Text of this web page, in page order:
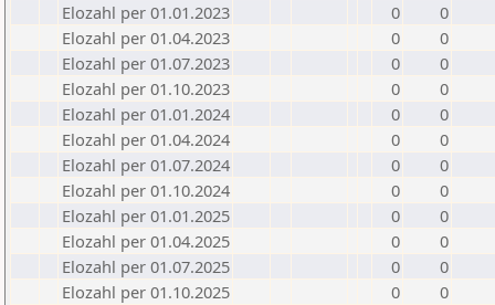
Elozahl per 01.01.2023
0
0
Elozahl per 01.04.2023
0
0
Elozahl per 01.07.2023
0
0
Elozahl per 01.10.2023
0
0
Elozahl per 01.01.2024
0
0
Elozahl per 01.04.2024
0
0
Elozahl per 01.07.2024
0
0
Elozahl per 01.10.2024
0
0
Elozahl per 01.01.2025
0
0
Elozahl per 01.04.2025
0
0
Elozahl per 01.07.2025
0
0
Elozahl per 01.10.2025
0
0